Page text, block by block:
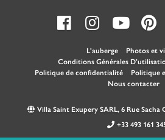
L'auberge
Photos et
Conditions Générales
Politique de confidentialité
Politique
Nous contacter
Villa Saint Exupery SARL, 6 Rue Sacha
+33 493 161